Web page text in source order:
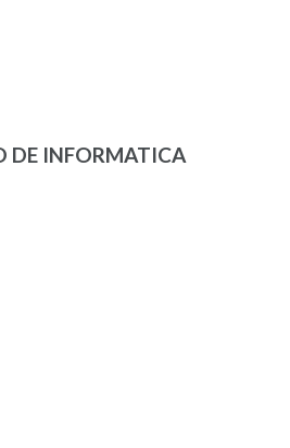
DE INFORMATICA